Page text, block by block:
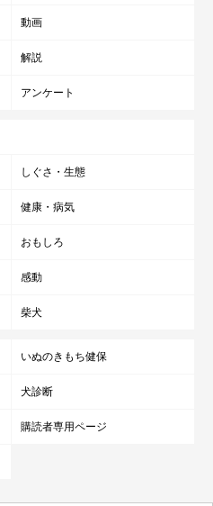
動画
解説
アンケート
しぐさ・生態
健康・病気
おもしろ
感動
柴犬
いぬのきもち健保
犬診断
購読者専用ページ